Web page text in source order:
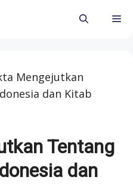
Mengejutkan
dan Kitab
Tentang
dan